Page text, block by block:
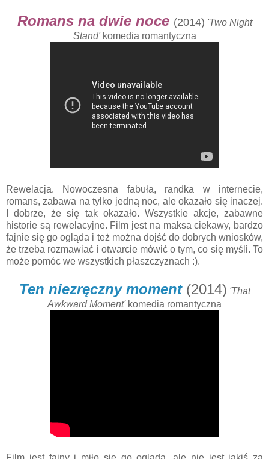
Romans na dwie noce (2014) 'Two Night
Stand'komedia romantyczna
Rewelacja. Nowoczesna fabuła, randka w internecie,
romans, zabawa na tylko jedną noc, ale okazało się inaczej.
I dobrze, że się tak okazało. Wszystkie akcje, zabawne
historie są rewelacyjne. Film jest na maksa ciekawy, bardzo
fajnie się go ogląda i też można dojść do dobrych wniosków,
że trzeba rozmawiać i otwarcie mówić o tym, co się myśli. To
może pomóc we wszystkich płaszczyznach :).
Ten niezręczny moment(2014) 'That
Awkward Moment'komedia romantyczna